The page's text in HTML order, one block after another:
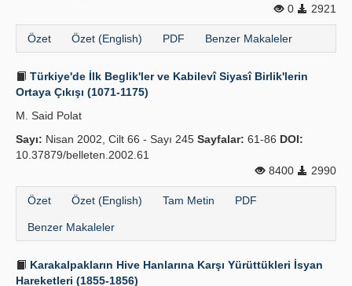
0
2921
Özet Özet (English) PDF Benzer Makaleler
Türkiye'de İlk Beglik'ler ve Kabilevî Siyasî Birlik'lerin
Ortaya Çıkışı (1071-1175)
M. Said Polat
Sayı: Nisan 2002, Cilt 66 - Sayı 245 Sayfalar: 61-86 DOI:
10.37879/belleten.2002.61
8400
2990
Özet Özet (English) Tam Metin PDF
Benzer Makaleler
Karakalpakların Hive Hanlarına Karşı Yürüttükleri İsyan
Hareketleri (1855-1856)